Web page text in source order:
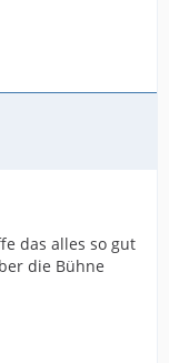
das alles so gut
die Bühne